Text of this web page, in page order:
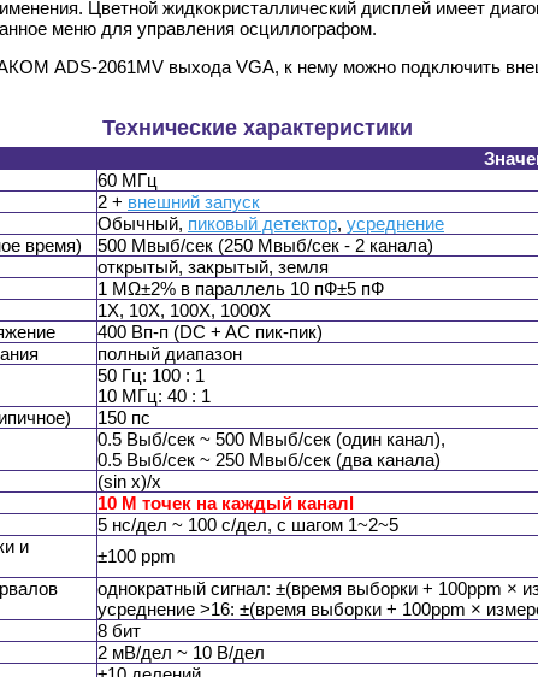
Цветной жидкокристаллический дисплей имеет
меню для управления осциллографом.
ADS-2061MV выхода VGA, к нему можно подключить
Технические характеристики
60 MГц
2 + внешний запуск
Обычный, пиковый детектор, усреднение
время) 500 Mвыб/сек (250 Mвыб/сек - 2 канала)
открытый, закрытый, земля
1 MΩ±2% в параллель 10 пФ±5 пФ
1X, 10X, 100X, 1000X
400 Вп-п (DC + AC пик-пик)
полный диапазон
50 Гц: 100 : 1
10 МГц: 40 : 1
150 пс
0.5 Выб/сек ~ 500 Mвыб/сек (один канал),
0.5 Выб/сек ~ 250 Mвыб/сек (два канала)
(sin x)/x
10 M точек на каждый каналl
5 нс/дел ~ 100 с/дел, с шагом 1~2~5
и
±100 ppm
однократный сигнал: ±(время выборки + 100ppm ×
усреднение >16: ±(время выборки + 100ppm ×
8 бит
2 мВ/дел ~ 10 В/дел